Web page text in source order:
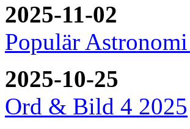
2025-11-02
Populär
2025-10-25
Ord & Bild 4 2025